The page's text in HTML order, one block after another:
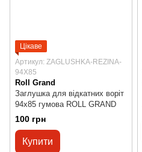
Цікаве
Артикул: ZAGLUSHKA-REZINA-
94X85
Roll Grand
Заглушка для відкатних воріт
94x85 гумова ROLL GRAND
100 грн
Купити